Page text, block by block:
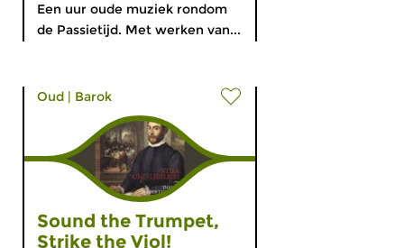
Een uur oude muziek rondom
de Passietijd. Met werken van...
Oud | Barok
Sound the Trumpet,
Strike the Viol!